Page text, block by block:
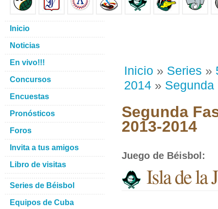
Inicio » Series »
2014 » Segunda
Segunda
2013-2014
Juego de Béisbol :
Isla de la
Inicio
Noticias
En vivo!!!
Concursos
Encuestas
Pronósticos
Foros
Invita a tus amigos
Libro de visitas
Series de Béisbol
Equipos de Cuba